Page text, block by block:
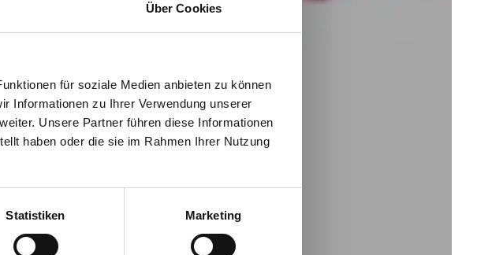
Über Cookies
für soziale Medien anbieten zu können
Informationen zu Ihrer Verwendung unserer
Unsere Partner führen diese Informationen
haben oder die sie im Rahmen Ihrer Nutzung
Statistiken Marketing